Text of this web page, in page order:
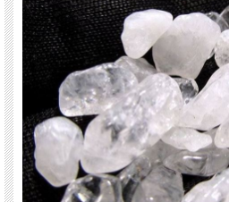
在的な能力やパワーを高める
数量限定ですのでお早めに！
ご注意事項
※粒の大きさは目安です。さざれ石ですので
※天然石の加工品のため、多少の欠け等はあ
※商品の特性上、色みには個体差があります。
※出来る限り自然な色みになるよう撮影を心
プレイ環境によって表示される色みに差が出
※さざれ石の製造工程上、他の天然石や石以
が稀にあります。ご了承下さい。
※さざれの粒のサイズはロットごとに若干の